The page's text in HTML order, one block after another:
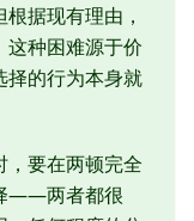
据现有理由，
这种困难源于价
择的行为本身就
，要在两顿完全
——两者都很